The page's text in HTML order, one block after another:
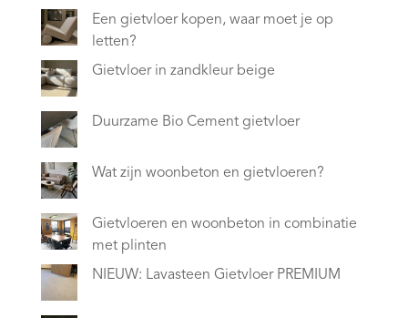
Een gietvloer kopen, waar moet je op
letten?
Gietvloer in zandkleur beige
Duurzame Bio Cement gietvloer
Wat zijn woonbeton en gietvloeren?
Gietvloeren en woonbeton in combinatie
met plinten
NIEUW: Lavasteen Gietvloer PREMIUM